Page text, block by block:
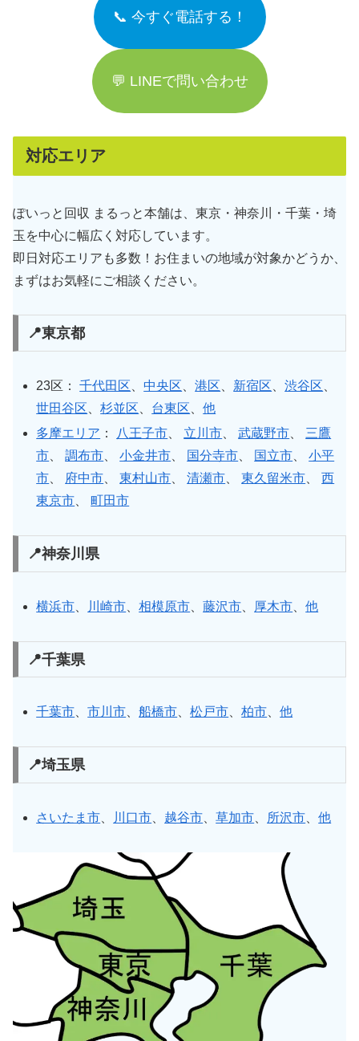
📞 今すぐ電話する！
💬 LINEで問い合わせ
対応エリア
ぽいっと回収 まるっと本舗は、東京・神奈川・千葉・埼
玉を中心に幅広く対応しています。
即日対応エリアも多数！お住まいの地域が対象かどうか、
まずはお気軽にご相談ください。
📍東京都
23区：千代田区 、中央区 、港区 新宿区 、渋谷区
世田谷区 、杉並区 台東区 、他
多摩エリア ： 八王子市 立川市 、武蔵野市
三鷹
市 、調布市 、小金井市 国分寺市 国立市 、小平
市
府中市 、東村山市 、清瀬市 、東久留米市 、西
東京市 、町田市
📍神奈川県
横浜市 川崎市 、相模原市 、藤沢市 厚木市 、他
📍千葉県
千葉市、市川市、船橋市、松戸市、柏市、他
📍埼玉県
さいたま市 川口市 越谷市 、草加市 所沢市 、他